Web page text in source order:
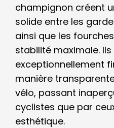
champignon créent
solide entre les
ainsi que les
stabilité maximale.
exceptionnellement
manière
vélo, passant
cyclistes que par
esthétique.